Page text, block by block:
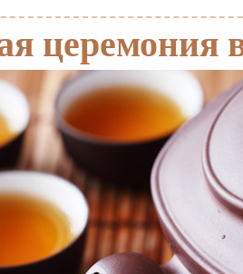
церемония